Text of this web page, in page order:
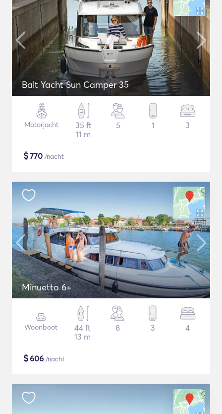
Balt Yacht Sun Camper 35
Motorjacht
35 ft
11 m
5 1 3
$770 /nacht
Minuetto 6+
Woonboot
44 ft
13 m
8 3 4
$606 /nacht